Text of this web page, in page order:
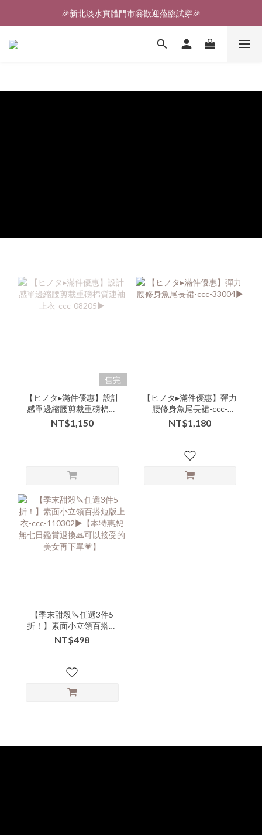
🎉新北淡水實體門市🤗歡迎蒞臨試穿🎉
售完
【ヒノタ▸滿件優惠】設計
感單邊縮腰剪裁重磅棉質
連袖上衣-ccc-08205▶
NT$1,150
【ヒノタ▸滿件優惠】彈力
腰修身魚尾長裙-ccc-
33004▶
NT$1,180
【季末甜殺🔪任選3件5
折！】素面小立領百搭短
版上衣-ccc-110302▶【本
特惠恕無七日鑑賞退換🙏
💗】
NT$498